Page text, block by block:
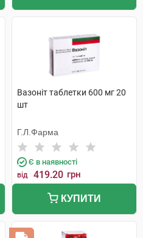
Вазоніт таблетки 600 мг 20
шт
Г.Л.Фарма
Є в наявності
від 419.20 грн
КУПИТИ